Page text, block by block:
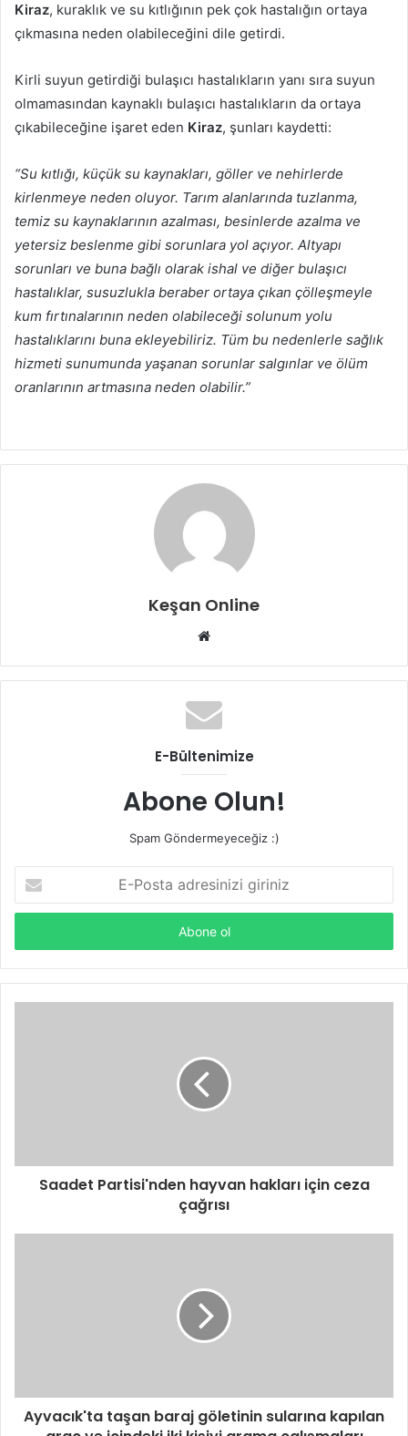
Kiraz, kuraklık ve su kıtlığının pek çok hastalığın ortaya
çıkmasına neden olabileceğini dile getirdi.
Kirli suyun getirdiği bulaşıcı hastalıkların yanı sıra suyun
olmamasından kaynaklı bulaşıcı hastalıkların da ortaya
çıkabileceğine işaret eden Kiraz, şunları kaydetti:
“Su kıtlığı, küçük su kaynakları, göller ve nehirlerde
kirlenmeye neden oluyor. Tarım alanlarında tuzlanma,
temiz su kaynaklarının azalması, besinlerde azalma ve
yetersiz beslenme gibi sorunlara yol açıyor. Altyapı
sorunları ve buna bağlı olarak ishal ve diğer bulaşıcı
hastalıklar, susuzlukla beraber ortaya çıkan çölleşmeyle
kum fırtınalarının neden olabileceği solunum yolu
hastalıklarını buna ekleyebiliriz. Tüm bu nedenlerle sağlık
hizmeti sunumunda yaşanan sorunlar salgınlar ve ölüm
oranlarının artmasına neden olabilir.”
Keşan Online
Web
E-Bültenimize
Abone Olun!
Spam Göndermeyeceğiz :)
Posta
adresinizi
Saadet Partisi'nden hayvan hakları için ceza
çağrısı
Ayvacık'ta taşan baraj göletinin sularına kapılan